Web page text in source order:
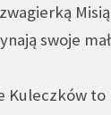
swoje
Kuleczków to